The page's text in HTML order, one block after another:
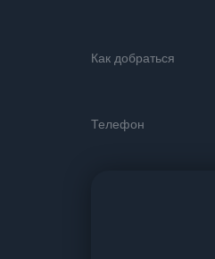
Как добраться
Телефон